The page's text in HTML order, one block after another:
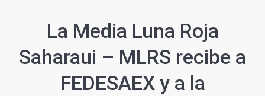
La Media Luna Roja
Saharaui – MLRS recibe a
FEDESAEX y a la